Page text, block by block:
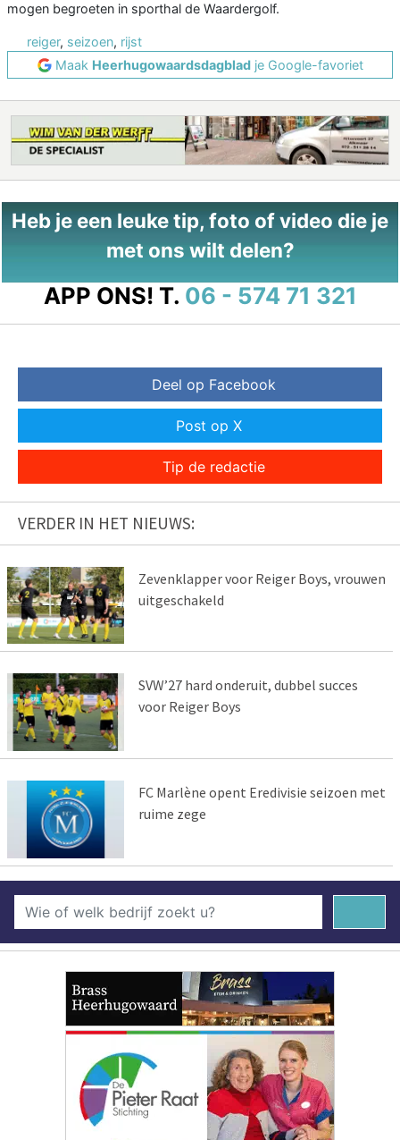
mogen begroeten in sporthal de Waardergolf.
reiger, seizoen, rijst
Maak Heerhugowaardsdagbladje Google-favoriet
Heb je een leuke tip, foto of video die je
met ons wilt delen?
APP ONS! T. 06 - 574 71 321
Deel op Facebook
Post op X
Tip de redactie
VERDER IN HET NIEUWS:
Zevenklapper voor Reiger Boys, vrouwen
uitgeschakeld
SVW’27 hard onderuit, dubbel succes
voor Reiger Boys
FC Marlène opent Eredivisie seizoen met
ruime zege